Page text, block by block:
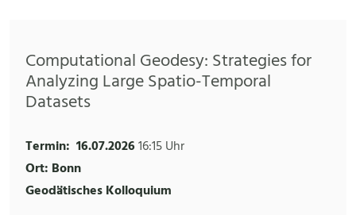
Computational Geodesy: Strategies for
Analyzing Large Spatio-Temporal
Datasets
Termin: 16.07.202616:15 Uhr
Ort: Bonn
Geodätisches Kolloquium